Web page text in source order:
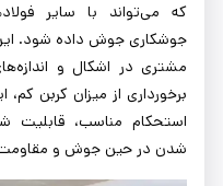
که می‌تواند با سایر
جوشکاری جوش داده شود.
مشتری در اشکال و
برخورداری از میزان کربن
استحکام مناسب،
شدن در حین جوش و مقاومت